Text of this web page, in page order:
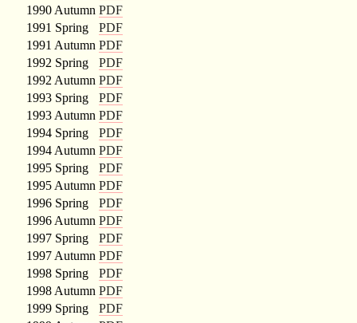
1990 Autumn PDF
1991 Spring
PDF
1991 Autumn PDF
1992 Spring
PDF
1992 Autumn PDF
1993 Spring
PDF
1993 Autumn PDF
1994 Spring
PDF
1994 Autumn PDF
1995 Spring
PDF
1995 Autumn PDF
1996 Spring
PDF
1996 Autumn PDF
1997 Spring
PDF
1997 Autumn PDF
1998 Spring
PDF
1998 Autumn PDF
1999 Spring
PDF